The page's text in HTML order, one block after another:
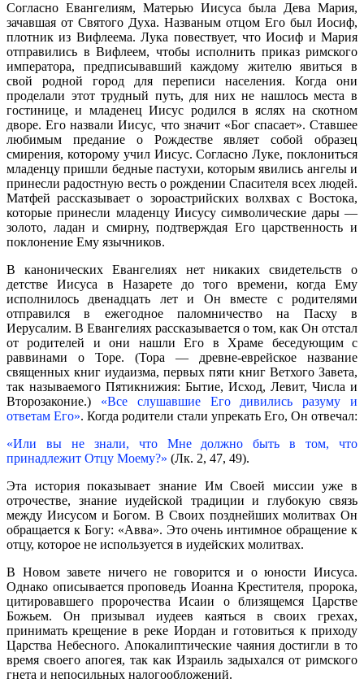
Согласно Евангелиям, Матерью Иисуса была Дева Мария,
зачавшая от Святого Духа. Названым отцом Его был Иосиф,
плотник из Вифлеема. Лука повествует, что Иосиф и Мария
отправились в Вифлеем, чтобы исполнить приказ римского
императора, предписывавший каждому жителю явиться в
свой родной город для переписи населения. Когда они
проделали этот трудный путь, для них не нашлось места в
гостинице, и младенец Иисус родился в яслях на скотном
дворе. Его назвали Иисус, что значит «Бог спасает». Ставшее
любимым предание о Рождестве являет собой образец
смирения, которому учил Иисус. Согласно Луке, поклониться
младенцу пришли бедные пастухи, которым явились ангелы и
принесли радостную весть о рождении Спасителя всех людей.
Матфей рассказывает о зороастрийских волхвах с Востока,
которые принесли младенцу Иисусу символические дары —
золото, ладан и смирну, подтверждая Его царственность и
поклонение Ему язычников.
В канонических Евангелиях нет никаких свидетельств о
детстве Иисуса в Назарете до того времени, когда Ему
исполнилось двенадцать лет и Он вместе с родителями
отправился в ежегодное паломничество на Пасху в
Иерусалим. В Евангелиях рассказывается о том, как Он отстал
от родителей и они нашли Его в Храме беседующим с
раввинами о Торе. (Тора — древне-еврейское название
священных книг иудаизма, первых пяти книг Ветхого Завета,
так называемого Пятикнижия: Бытие, Исход, Левит, Числа и
Второзаконие.) «Все слушавшие Его дивились разуму и
ответам Его». Когда родители стали упрекать Его, Он отвечал:
«Или вы не знали, что Мне должно быть в том, что
принадлежит Отцу Моему?» (Лк. 2, 47, 49).
Эта история показывает знание Им Своей миссии уже в
отрочестве, знание иудейской традиции и глубокую связь
между Иисусом и Богом. В Своих позднейших молитвах Он
обращается к Богу: «Авва». Это очень интимное обращение к
отцу, которое не используется в иудейских молитвах.
В Новом завете ничего не говорится и о юности Иисуса.
Однако описывается проповедь Иоанна Крестителя, пророка,
цитировавшего пророчества Исаии о близящемся Царстве
Божьем. Он призывал иудеев каяться в своих грехах,
принимать крещение в реке Иордан и готовиться к приходу
Царства Небесного. Апокалиптические чаяния достигли в то
время своего апогея, так как Израиль задыхался от римского
гнета и непосильных налогообложений.